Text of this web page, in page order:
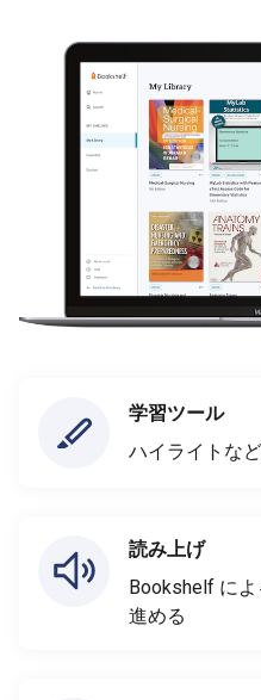
学習ツール
ハイライトな
読み上げ
Bookshelf に
進める